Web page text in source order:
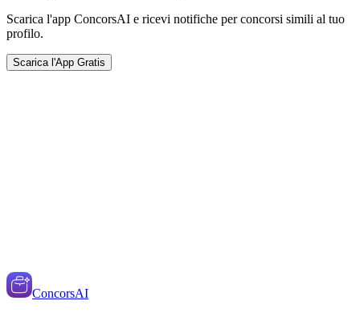
Scarica l'app ConcorsAI e ricevi notifiche per concorsi simili al tuo
profilo.
Scarica l'App Gratis
ConcorsAI